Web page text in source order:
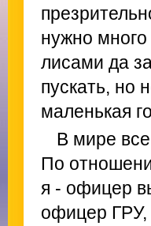
нужно
лисами да
пускать, но
маленькая
В мире
По
я - офицер
офицер ГРУ,